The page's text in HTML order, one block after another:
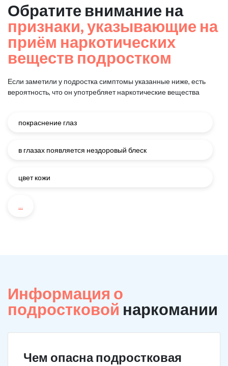
Обратите внимание на
признаки, указывающие на
приём наркотических
веществ подростком
Если заметили у подростка симптомы указанные ниже, есть
вероятность, что он употребляет наркотические вещества
покраснение глаз
в глазах появляется нездоровый блеск
цвет кожи
...
Информация о
подростковой наркомании
Чем опасна подростковая